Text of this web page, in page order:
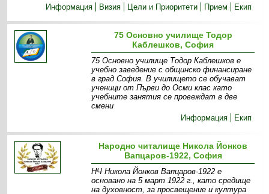
Информация
Визия Цели и Приоритети Прием Екип
75 Основно училище Тодор
Каблешков, София
75 Основно училище Тодор Каблешков е
учебно заведение с общинско финансиране
в град София. В училището се обучават
ученици от Първи до Осми клас като
учебните занятия се провеждат в две
смени
Информация
Екип
Народно читалище Никола Йонков
Вапцаров-1922, София
НЧ Никола Йонков Вапцаров-1922 е
основано на 5 март 1922 г., като средище
на духовност, за просвещение и култура